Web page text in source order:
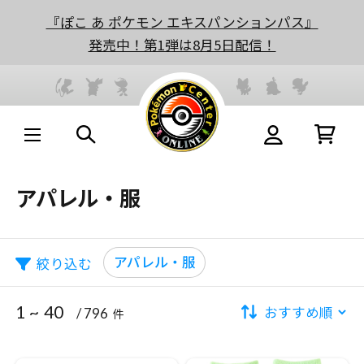
『ぽこ あ ポケモン エキスパンションパス』
発売中！第1弾は8月5日配信！
アパレル・服
絞り込む アパレル・服
1 ~ 40 / 796 件